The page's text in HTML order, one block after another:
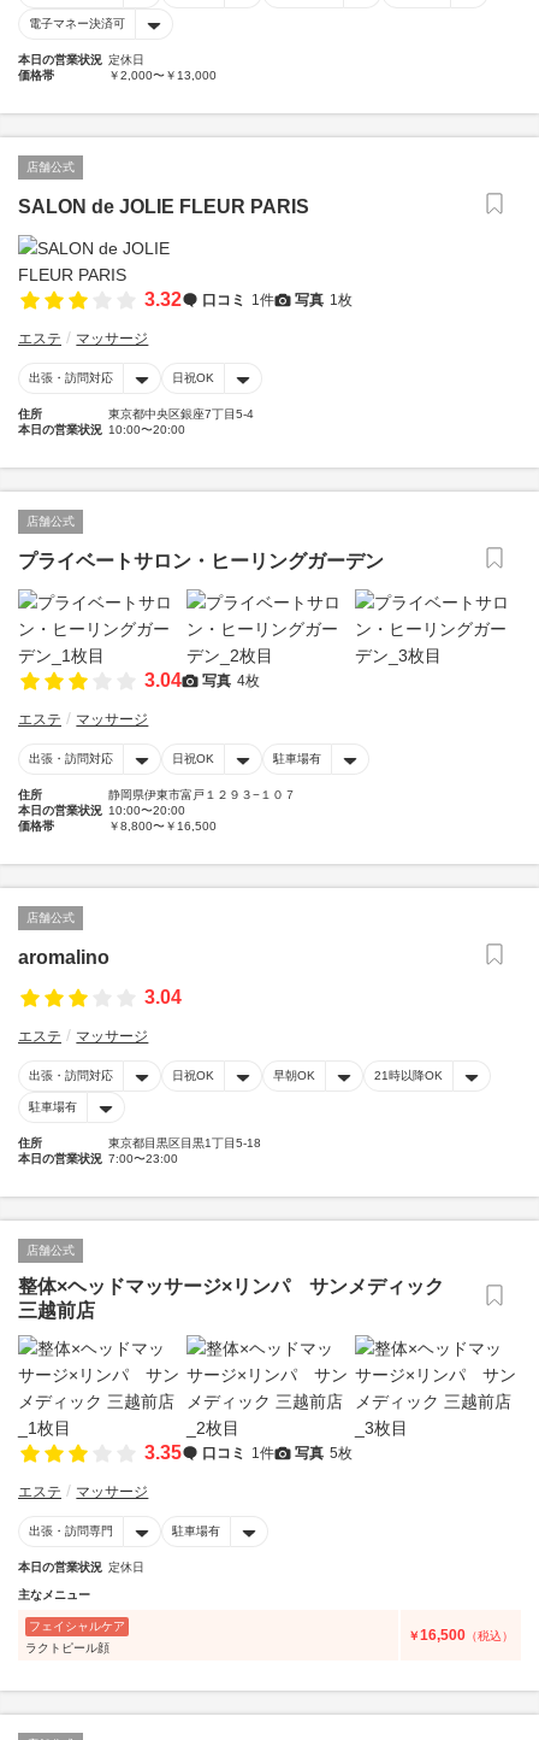
電子マネー決済可
本日の営業状況 定休日
価格帯
￥2,000〜￥13,000
店舗公式
SALON de JOLIE FLEUR PARIS
3.32 口コミ 1件 写真 1枚
エステ マッサージ
出張・訪問対応 日祝OK
住所
東京都中央区銀座7丁目5-4
本日の営業状況 10:00〜20:00
店舗公式
プライベートサロン・ヒーリングガーデン
3.04 写真 4枚
エステ マッサージ
出張・訪問対応 日祝OK 駐車場有
住所
静岡県伊東市富戸１２９３−１０７
本日の営業状況 10:00〜20:00
価格帯
￥8,800〜￥16,500
店舗公式
aromalino
3.04
エステ マッサージ
出張・訪問対応 日祝OK 早朝OK 21時以降OK
駐車場有
住所
東京都目黒区目黒1丁目5-18
本日の営業状況 7:00〜23:00
店舗公式
整体×ヘッドマッサージ×リンパ サンメディック
三越前店
3.35 口コミ 1件 写真 5枚
エステ マッサージ
出張・訪問専門 駐車場有
本日の営業状況 定休日
主なメニュー
フェイシャルケア
ラクトピール顔
￥16,500 （税込）